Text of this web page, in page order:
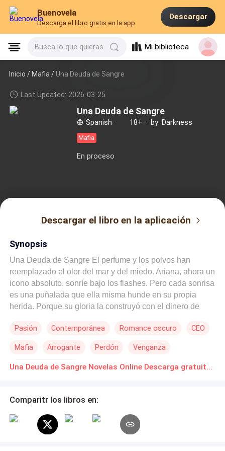
Buenovela
Descarga el libro gratis en la app
Descargar
Busca lo que quieras Mi biblioteca
Inicio /Mafia / Una Deuda de Sangre
Last Updated: 2026-03-25
Una Deuda de Sangre
Spanish · 18+ · by: Darkness
Mafia
En proceso
Descargar el libro en la aplicación
Synopsis
Una Deuda de Sangre El perfume y los polvos han
reemplazado el olor del mar y del miedo. Ariana, ahora un
icono absoluto, sonríe bajo los flashes. Pero cada sonrisa
es una puñalada que ella misma hunde en su propia
herida. Porque su gloria la construyó con el dinero de
para quien el honor se lava con sangre, no con oro. Él la
puede pagar: su traición. La deuda ha pasado de lo
material a lo personal. Se ha convertido en una deuda de
Pasión Contemporánea Romance oscuro CEO
Mafia Arrogante Perdón Venganza
Diferencia de Edad Una Deuda de Sangre Novelas Online Descarga gratuita de PDF
Comparitr los libros en: